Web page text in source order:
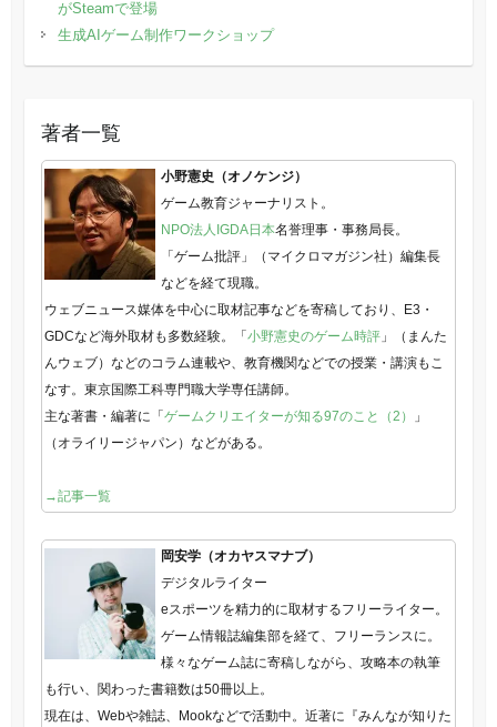
がSteamで登場
生成AIゲーム制作ワークショップ
著者一覧
小野憲史（オノケンジ）
ゲーム教育ジャーナリスト。
NPO法人IGDA日本名誉理事・事務局長。
「ゲーム批評」（マイクロマガジン社）編集長
などを経て現職。
ウェブニュース媒体を中心に取材記事などを寄稿しており、E3・
GDCなど海外取材も多数経験。「小野憲史のゲーム時評」（まんた
んウェブ）などのコラム連載や、教育機関などでの授業・講演もこ
なす。東京国際工科専門職大学専任講師。
主な著書・編著に「ゲームクリエイターが知る97のこと（2）
」
（オライリージャパン）などがある。
→記事一覧
岡安学（オカヤスマナブ）
デジタルライター
eスポーツを精力的に取材するフリーライター。
ゲーム情報誌編集部を経て、フリーランスに。
様々なゲーム誌に寄稿しながら、攻略本の執筆
も行い、関わった書籍数は50冊以上。
現在は、Webや雑誌、Mookなどで活動中。近著に『みんなが知りた